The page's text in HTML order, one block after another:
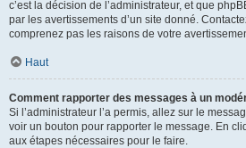
c’est la décision de l’administrateur, et que
par les avertissements d’un site donné.
comprenez pas les raisons de votre
Haut
Comment rapporter des messages à un
Si l’administrateur l’a permis, allez sur le
voir un bouton pour rapporter le message. En
aux étapes nécessaires pour le faire.